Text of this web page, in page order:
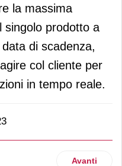
la massima
singolo prodotto a
di scadenza,
col cliente per
in tempo reale.
nuove nomine nel top
Articolo
Avanti